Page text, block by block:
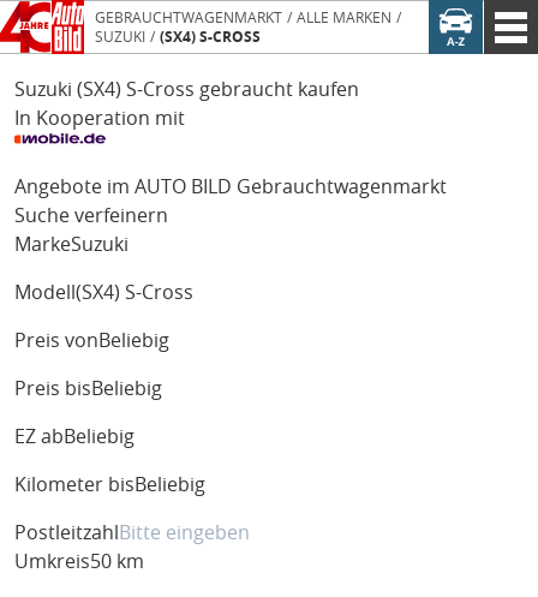
GEBRAUCHTWAGENMARKT
ALLE MARKEN
SUZUKI
(SX4) S-CROSS
Suzuki (SX4) S-Cross gebraucht kaufen
In Kooperation mit
Angebote im AUTO BILD Gebrauchtwagenmarkt
Suche verfeinern
MarkeSuzuki
Modell (SX4) S-Cross
Preis von Beliebig
Preis bis Beliebig
EZ ab Beliebig
Kilometer bis Beliebig
Postleitzahl
Umkreis50 km